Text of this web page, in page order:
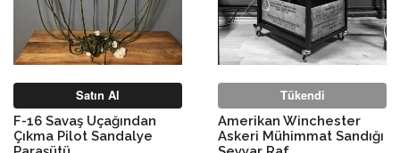
Satın Al
F-16 Savaş Uçağından
Çıkma Pilot Sandalye
Tükendi
Amerikan Winchester
Askeri Mühimmat Sandığı